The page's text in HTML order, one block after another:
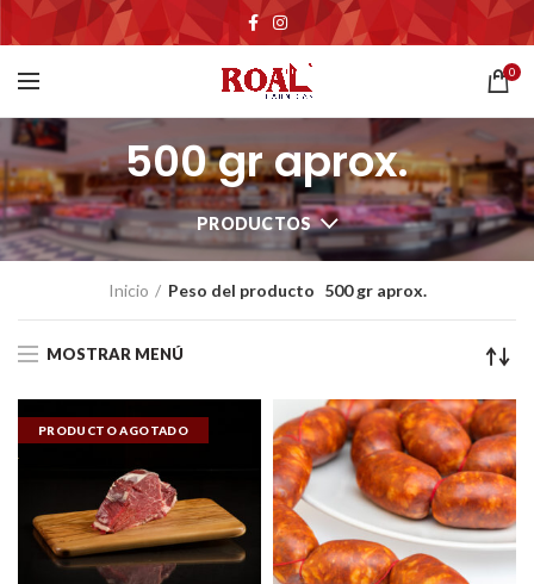
0
500 gr aprox.
PRODUCTOS
Inicio Peso del producto 500 gr aprox.
MOSTRAR MENÚ
PRODUCTO AGOTADO